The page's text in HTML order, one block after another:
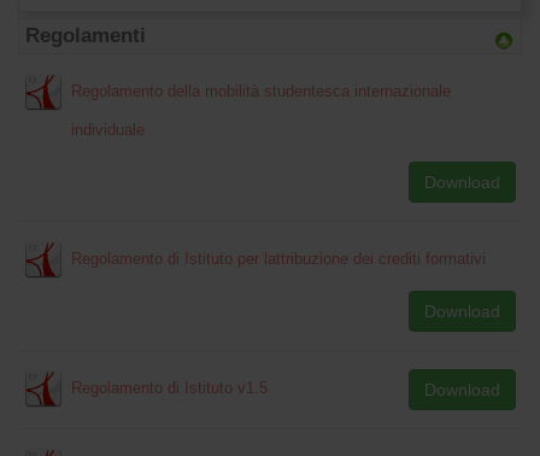
Regolamenti
Regolamento della mobilità studentesca internazionale
individuale
Download
Regolamento di Istituto per lattribuzione dei crediti formativi
Download
Regolamento di Istituto v1.5 Download